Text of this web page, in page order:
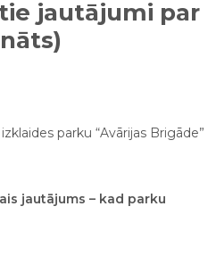
jautājumi par
parku “Avārijas Brigāde”
jautājums – kad parku